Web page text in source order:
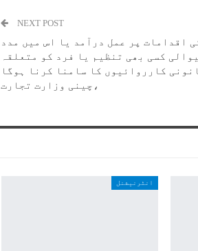
NEXT POST
اقدامات پر عمل درآمد یا اس میں مدد
کسی بھی تنظیم یا فرد کو متعلقہ
کارروائیوں کا سامنا کرنا ہوگا
،چینی وزارت تجارت
انٹرنیشنل